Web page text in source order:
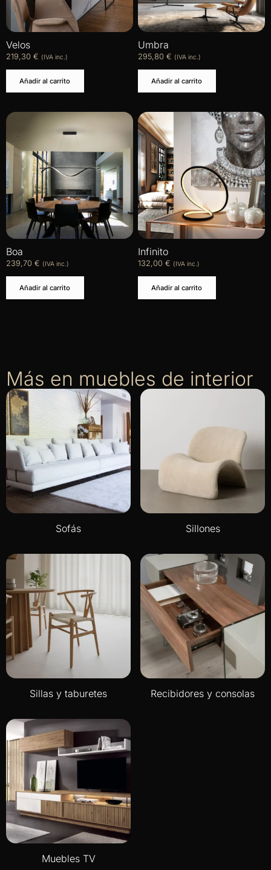
Velos
219,30 € (IVA inc.)
Añadir al carrito
Umbra
295,80 € (IVA inc.)
Añadir al carrito
Boa
239,70 € (IVA inc.)
Añadir al carrito
Infinito
132,00 € (IVA inc.)
Añadir al carrito
Más en muebles de interior
Sofás Sillones
Sillas y taburetes Recibidores y consolas
Muebles TV